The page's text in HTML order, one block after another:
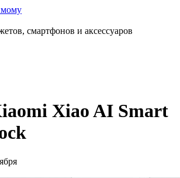
смартфонов и аксессуаров
Xiao AI Smart